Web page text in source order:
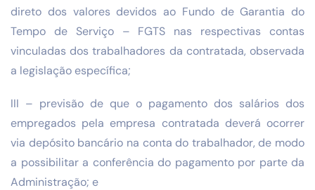
direto dos valores devidos ao Fundo de Garantia do
Tempo de Serviço – FGTS nas respectivas contas
vinculadas dos trabalhadores da contratada, observada
a legislação específica;
III – previsão de que o pagamento dos salários dos
empregados pela empresa contratada deverá ocorrer
via depósito bancário na conta do trabalhador, de modo
a possibilitar a conferência do pagamento por parte da
Administração; e